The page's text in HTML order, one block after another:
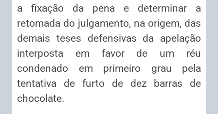
a fixação da pena e determinar a
retomada do julgamento, na origem, das
demais teses defensivas da apelação
interposta em favor de um réu
condenado em primeiro grau pela
tentativa de furto de dez barras de
chocolate.